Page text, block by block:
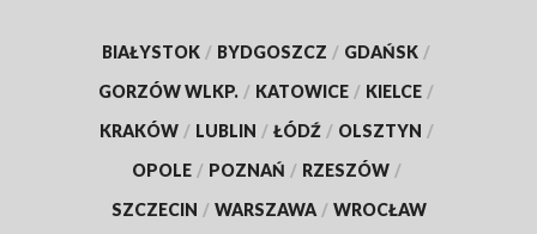
BIAŁYSTOK / BYDGOSZCZ / GDAŃSK /
GORZÓW WLKP. / KATOWICE / KIELCE /
KRAKÓW / LUBLIN / ŁÓDŹ / OLSZTYN /
OPOLE / POZNAŃ / RZESZÓW /
SZCZECIN / WARSZAWA / WROCŁAW